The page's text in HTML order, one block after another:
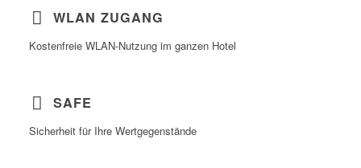
WLAN ZUGANG
Kostenfreie WLAN-Nutzung im ganzen Hotel
SAFE
Sicherheit für Ihre Wertgegenstände